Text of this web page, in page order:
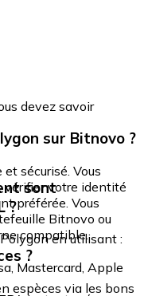
devez savoir
sur Bitnovo ?
sécurisé. Vous
vérifier votre identité
préférée. Vous
Bitnovo ou
compatible.
sont
?
en utilisant :
Mastercard, Apple
?
espèces via les bons